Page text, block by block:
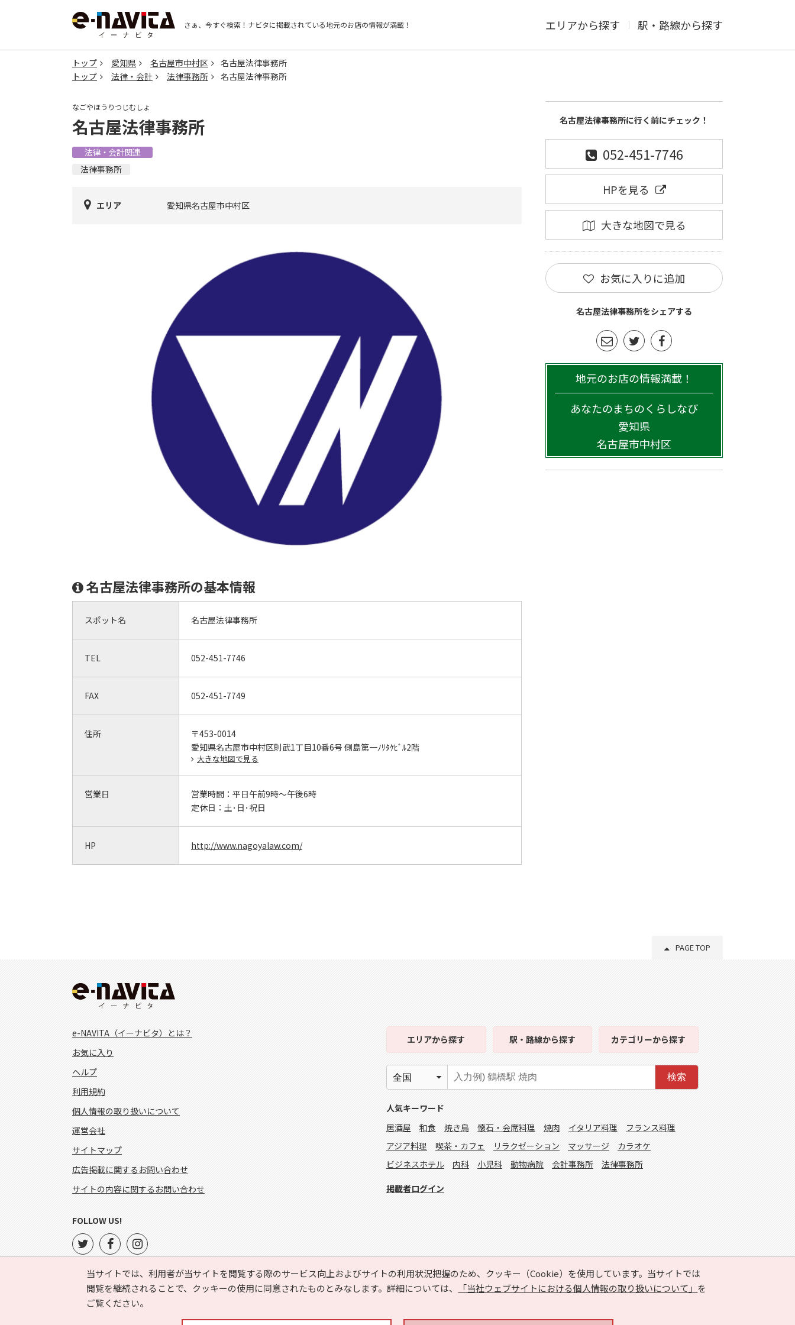
さぁ、今すぐ検索！ ナビタに掲載されている地元のお店の情報が満載！ エリアから探す 駅・路線から探す
トップ 愛知県 名古屋市中村区
名古屋法律事務所
トップ
法律・会計 法律事務所 名古屋法律事務所
なごやほうりつじむしょ
名古屋法律事務所
法律・会計関連
法律事務所
エリア 愛知県名古屋市中村区
名古屋法律事務所の基本情報
スポット名 名古屋法律事務所
TEL 052-451-7746
FAX 052-451-7749
住所
〒453-0014
愛知県名古屋市中村区則武1丁目10番6号 側島第一ﾉﾘﾀｹﾋﾞﾙ2階
大きな地図で見る
営業日 営業時間： 平日午前9時～午後6時
定休日： 土･日･祝日
HP http://www.nagoyalaw.com/
名古屋法律事務所に行く前にチェック！
052-451-7746
HPを見る
大きな地図で見る
お気に入りに追加
名古屋法律事務所をシェアする
地元のお店の情報満載！
あなたのまちのくらしなび
愛知県
名古屋市中村区
PAGE TOP
当サイトでは、利用者が当サイトを閲覧する際のサービス向上およびサイトの利用状況把握のため、クッキー（Cookie）を使用しています。当サイトでは
閲覧を継続されることで、クッキーの使用に同意されたものとみなします。詳細については、
「当社ウェブサイトにおける個人情報の取り扱いについて」 を
ご覧ください。
e-NAVITA（イーナビタ）とは？
お気に入り
ヘルプ
利用規約
個人情報の取り扱いについて
運営会社
サイトマップ
広告掲載に関するお問い合わせ
サイトの内容に関するお問い合わせ
エリアから探す 駅・路線から探す カテゴリーから探す
検索
人気キーワード
居酒屋
和食 焼き鳥 懐石・会席料理 焼肉 イタリア料理
フランス料理
アジア料理
喫茶・カフェ リラクゼーション マッサージ
カラオケ
ビジネスホテル
内科 小児科 動物病院 会計事務所 法律事務所
掲載者ログイン
FOLLOW US!
Copyright © HYOJITO.Co.,Ltd. All Rights Reserved.